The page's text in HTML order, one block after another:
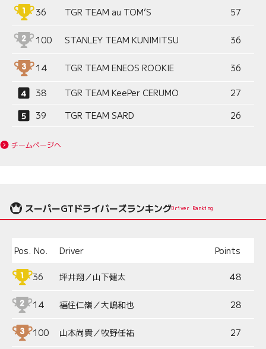
36 TGR TEAM au TOM’S 57
100 STANLEY TEAM KUNIMITSU 36
14 TGR TEAM ENEOS ROOKIE 36
38 TGR TEAM KeePer CERUMO
27
39
TGR TEAM SARD 26
チームページへ
スーパーGTドライバーズランキングDriver Ranking
Pos. No. Driver Points
36 坪井翔／山下健太 48
14 福住仁嶺／大嶋和也 28
100 山本尚貴／牧野任祐 27